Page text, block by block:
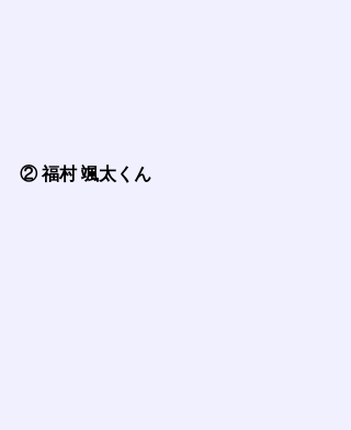
② 福村 颯太くん